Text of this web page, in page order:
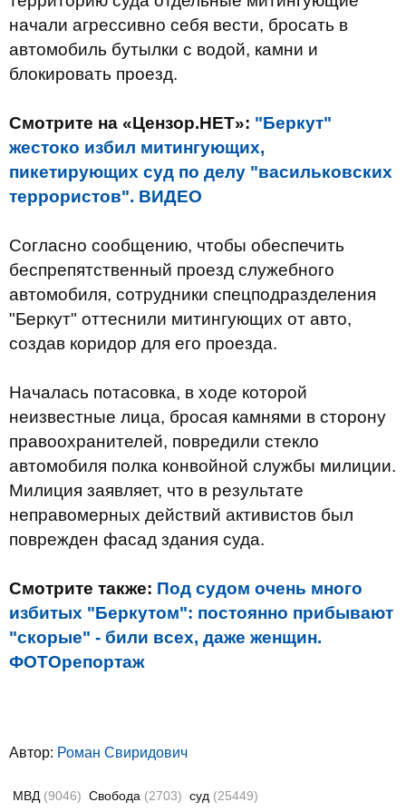
начали агрессивно себя вести, бросать в
автомобиль бутылки с водой, камни и
блокировать проезд.
Смотрите на «Цензор.НЕТ»: "Беркут"
жестоко избил митингующих,
пикетирующих суд по делу "васильковских
террористов". ВИДЕО
Согласно сообщению, чтобы обеспечить
беспрепятственный проезд служебного
автомобиля, сотрудники спецподразделения
"Беркут" оттеснили митингующих от авто,
создав коридор для его проезда.
Началась потасовка, в ходе которой
неизвестные лица, бросая камнями в сторону
правоохранителей, повредили стекло
автомобиля полка конвойной службы милиции.
Милиция заявляет, что в результате
неправомерных действий активистов был
поврежден фасад здания суда.
Смотрите также: Под судом очень много
избитых "Беркутом": постоянно прибывают
"скорые" - били всех, даже женщин.
ФОТОрепортаж
Автор: Роман Свиридович
МВД (9046) Свобода (2703) суд (25449)